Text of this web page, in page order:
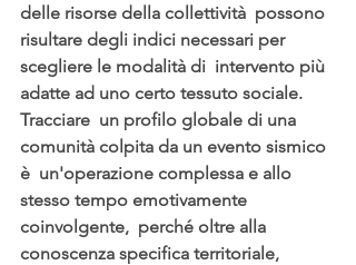
delle risorse della collettività  possono
risultare degli indici necessari per
scegliere le modalità di  intervento più
adatte ad uno certo tessuto sociale.
Tracciare  un profilo globale di una
comunità colpita da un evento sismico
è  un'operazione complessa e allo
stesso tempo emotivamente
coinvolgente,  perché oltre alla
conoscenza specifica territoriale,